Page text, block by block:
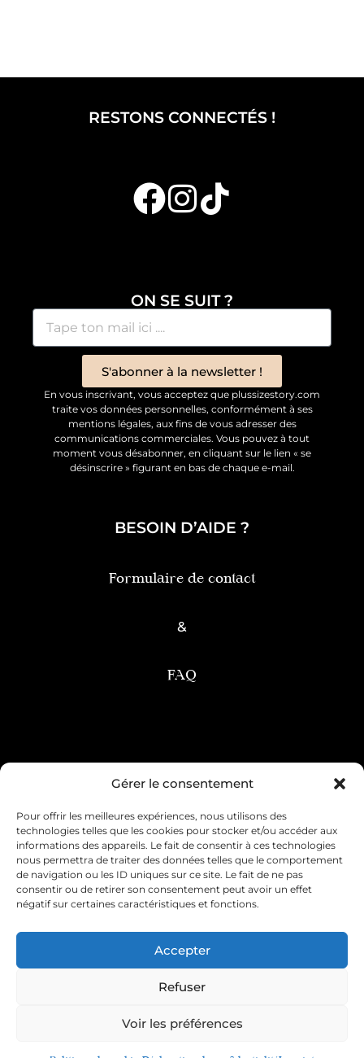
Gérer le consentement
Pour offrir les meilleures expériences, nous utilisons des
technologies telles que les cookies pour stocker et/ou accéder aux
informations des appareils. Le fait de consentir à ces technologies
nous permettra de traiter des données telles que le comportement
de navigation ou les ID uniques sur ce site. Le fait de ne pas
consentir ou de retirer son consentement peut avoir un effet
négatif sur certaines caractéristiques et fonctions.
Accepter
Refuser
Voir les préférences
RESTONS CONNECTÉS !
ON SE SUIT ?
S'abonner à la newsletter !
En vous inscrivant, vous acceptez que plussizestory.com
traite vos données personnelles, conformément à ses
mentions légales, aux fins de vous adresser des
communications commerciales. Vous pouvez à tout
moment vous désabonner, en cliquant sur le lien « se
désinscrire » figurant en bas de chaque e-mail.
BESOIN D’AIDE ?
Formulaire de contact
&
FAQ
Condition générale de vente
Mentions légales Livraison & retour
Contact & service client
Politique de cookies (UE)
Déclaration de confidentialité (UE)
Imprint
Plus Size Story
Site réalisé par e-